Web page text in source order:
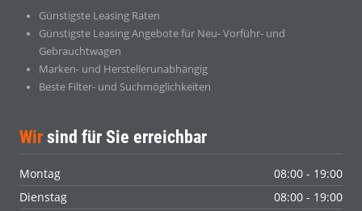
Günstigste Leasing Raten
Günstigste Leasing Angebote für Neu- Vorführ- und
Gebrauchtwagen
Marken- und Herstellerunabhängig
Beste Filter- und Suchmöglichkeiten
Wir sind für Sie erreichbar
Montag
08:00 - 19:00
Dienstag
08:00 - 19:00